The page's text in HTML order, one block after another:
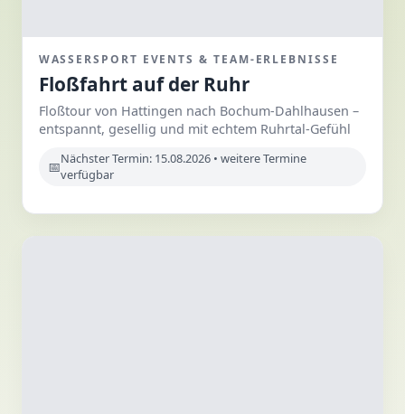
WASSERSPORT EVENTS & TEAM-ERLEBNISSE
Floßfahrt auf der Ruhr
Floßtour von Hattingen nach Bochum-Dahlhausen –
entspannt, gesellig und mit echtem Ruhrtal-Gefühl
Nächster Termin: 15.08.2026 • weitere Termine
verfügbar